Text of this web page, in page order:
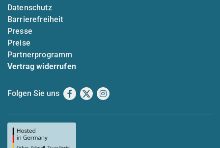
Datenschutz
Barrierefreiheit
Presse
Preise
Partnerprogramm
Vertrag widerrufen
Folgen Sie uns Facebook
X Instagram